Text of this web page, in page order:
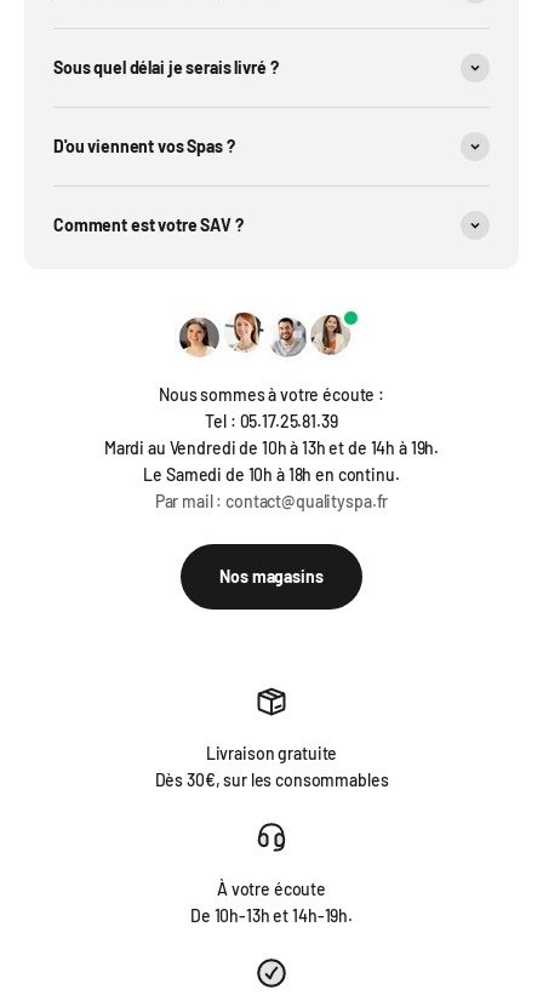
Sous quel délai je serais livré ?
D'ou viennent vos Spas ?
Comment est votre SAV ?
Nous sommes à votre écoute :
Tel : 05.17.25.81.39
Mardi au Vendredi de 10h à 13h et de 14h à 19h.
Le Samedi de 10h à 18h en continu.
Par mail : contact@qualityspa.fr
Nos magasins
Livraison gratuite
Dès 30€, sur les consommables
À votre écoute
De 10h-13h et 14h-19h.